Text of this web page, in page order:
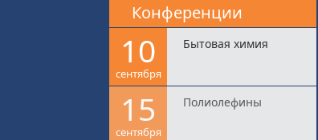
Конференции
10
сентября
Бытовая химия
15
сентября
Полиолефины